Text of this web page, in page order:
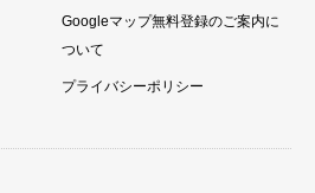
Googleマップ無料登録のご案内に
ついて
プライバシーポリシー